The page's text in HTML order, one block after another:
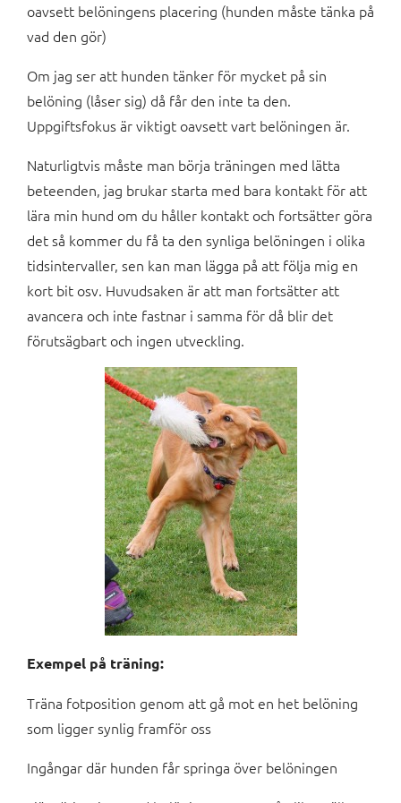
oavsett belöningens placering (hunden måste tänka på
vad den gör)
Om jag ser att hunden tänker för mycket på sin
belöning (låser sig) då får den inte ta den.
Uppgiftsfokus är viktigt oavsett vart belöningen är.
Naturligtvis måste man börja träningen med lätta
beteenden, jag brukar starta med bara kontakt för att
lära min hund om du håller kontakt och fortsätter göra
det så kommer du få ta den synliga belöningen i olika
tidsintervaller, sen kan man lägga på att följa mig en
kort bit osv. Huvudsaken är att man fortsätter att
avancera och inte fastnar i samma för då blir det
förutsägbart och ingen utveckling.
Exempel på träning:
Träna fotposition genom att gå mot en het belöning
som ligger synlig framför oss
Ingångar där hunden får springa över belöningen